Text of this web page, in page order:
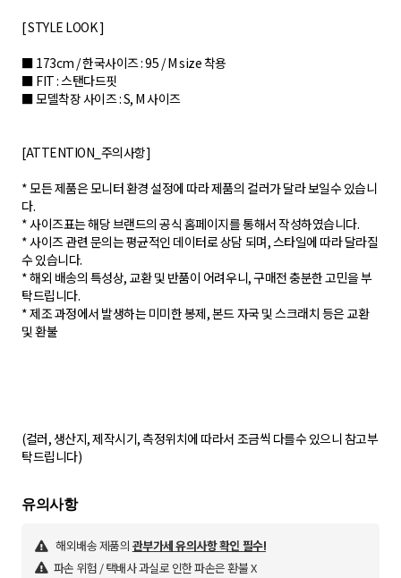
[ STYLE LOOK ]
■ 173cm / 한국사이즈 : 95 / M size 착용
■ FIT : 스탠다드핏
■ 모델착장 사이즈 : S, M 사이즈
[ATTENTION_주의사항]
* 모든 제품은 모니터 환경 설정에 따라 제품의 컬러가 달라 보일수 있습니
다.
* 사이즈표는 해당 브랜드의 공식 홈페이지를 통해서 작성하였습니다.
* 사이즈 관련 문의는 평균적인 데이터로 상담 되며, 스타일에 따라 달라질
수 있습니다.
* 해외 배송의 특성상, 교환 및 반품이 어려우니, 구매전 충분한 고민을 부
탁드립니다.
* 제조 과정에서 발생하는 미미한 봉제, 본드 자국 및 스크래치 등은 교환
및 환불
(컬러, 생산지, 제작시기, 측정위치에 따라서 조금씩 다를수 있으니 참고부
유의사항
해외배송 제품의 관부가세 유의사항 확인 필수!
파손 위험 / 택배사 과실로 인한 파손은 환불 X